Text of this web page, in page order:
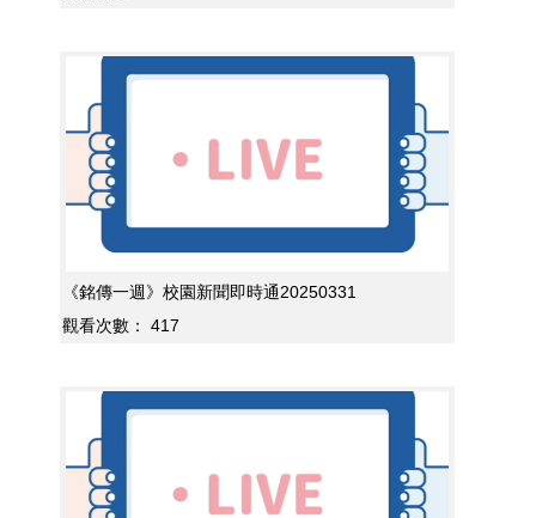
《銘傳一週》校園新聞即時通20250331
觀看次數：
417